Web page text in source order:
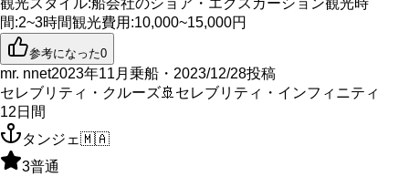
間:2~3時間観光費用 :10,000~15,000円
参考になった0
mr. nnet2023年11月乗船・2023/12/28投稿
セレブリティ・クルーズ🚢 セレブリティ・インフィニティ
12 日間
タンジェ🇲🇦
3普通